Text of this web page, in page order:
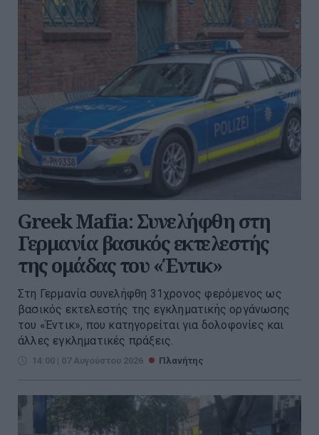
Greek Mafia: Συνελήφθη στη
Γερμανία βασικός εκτελεστής
της ομάδας του «Έντικ»
Στη Γερμανία συνελήφθη 31χρονος φερόμενος ως
βασικός εκτελεστής της εγκληματικής οργάνωσης
του «Έντικ», που κατηγορείται για δολοφονίες και
άλλες εγκληματικές πράξεις.
14:00 | 07 Αυγούστου 2026 Πλανήτης